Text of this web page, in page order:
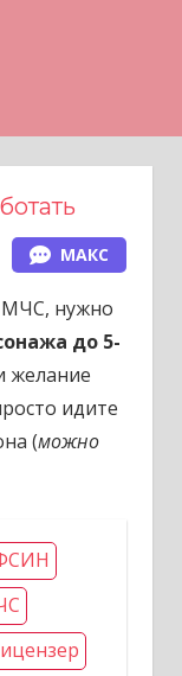
МАКС
МЧС, нужно
до 5-
желание
идите
(можно